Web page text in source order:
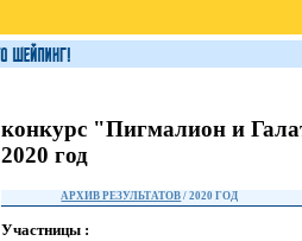
конкурс "Пигмалион и
2020 год
АРХИВ РЕЗУЛЬТАТОВ / 2020 ГОД
Участницы :